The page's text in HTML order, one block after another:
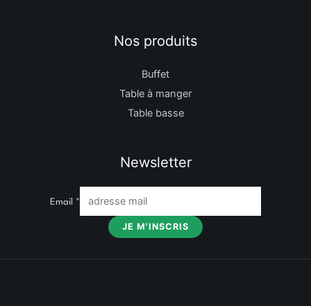
Nos produits
Buffet
Table à manger
Table basse
Newsletter
Email *
JE M'INSCRIS